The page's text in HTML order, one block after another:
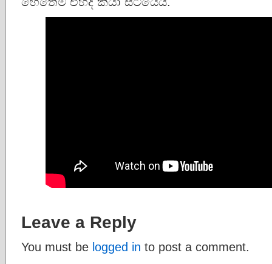
Leave a Reply
You must be logged in to post a comment.